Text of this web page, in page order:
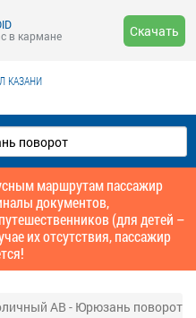
в кармане
Скачать
КАЗАНИ
маршрутам пассажир
документов,
(для детей –
их отсутствия, пассажир
АВ - Юрюзань поворот